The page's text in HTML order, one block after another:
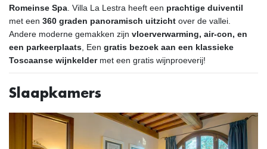
Romeinse Spa . Villa La Lestra heeft een prachtige duiventil
met een 360 graden panoramisch uitzicht over de vallei.
Andere moderne gemakken zijn vloerverwarming, air-con, en
een parkeerplaats , Een gratis bezoek aan een klassieke
Toscaanse wijnkeldermet een gratis wijnproeverij!
Slaapkamers